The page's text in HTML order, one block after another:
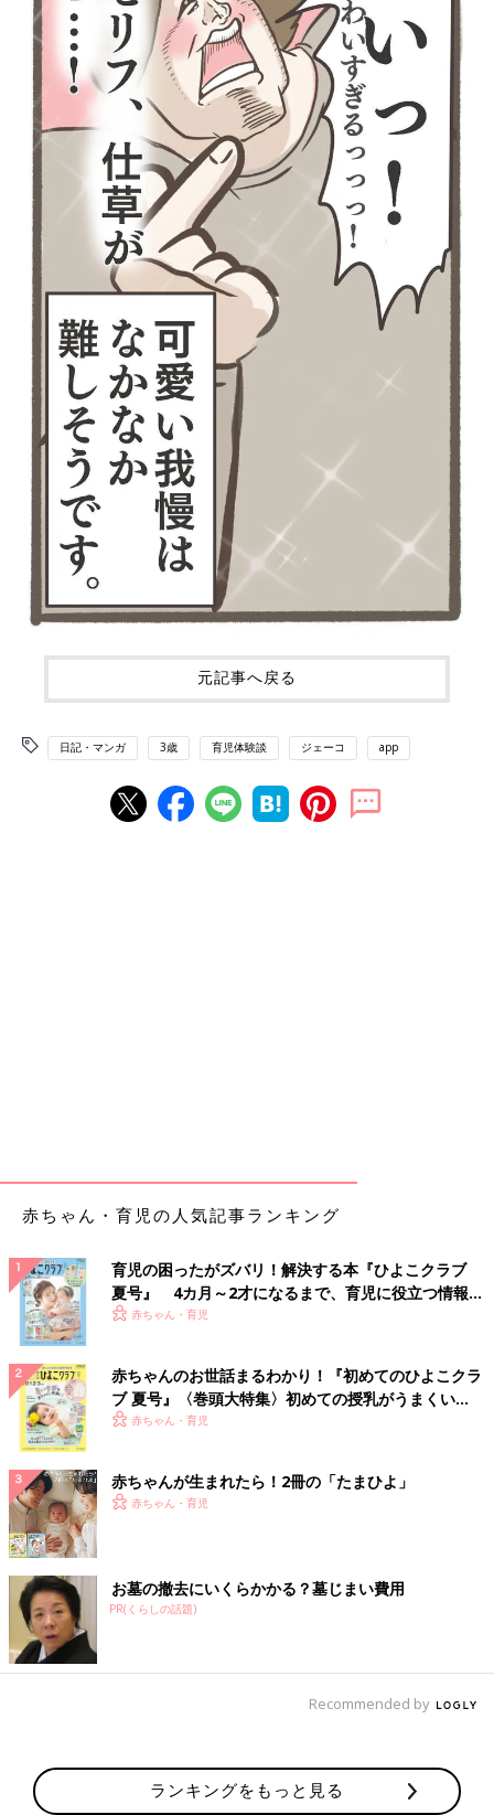
元記事へ戻る
日記・マンガ 3歳 育児体験談 ジェーコ app
赤ちゃん・育児の人気記事ランキング
育児の困ったがズバリ！解決する本『ひよこクラブ
夏号』 4カ月～2才になるまで、育児に役立つ情報が
いっぱい！
赤ちゃん・育児
赤ちゃんのお世話まるわかり！『初めてのひよこクラ
ブ 夏号』〈巻頭大特集〉初めての授乳がうまくい
く！ おっぱい・ミルクの基本と夏のトラブル 解決テ
赤ちゃん・育児
赤ちゃんが生まれたら！2冊の「たまひよ」
赤ちゃん・育児
お墓の撤去にいくらかかる？墓じまい費用
PR(くらしの話題)
Recommended by
ランキングをもっと見る